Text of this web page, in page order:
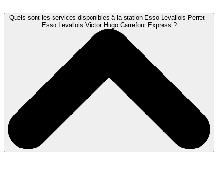
Quels sont les services disponibles à la station Esso Levallois-Perret -
Esso Levallois Victor Hugo Carrefour Express ?